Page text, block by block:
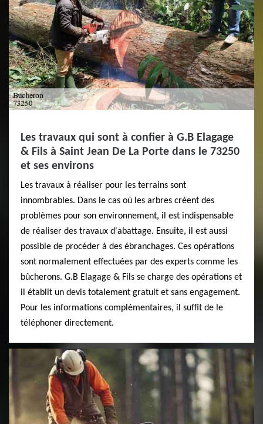
Les travaux qui sont à confier à G.B Elagage
& Fils à Saint Jean De La Porte dans le 73250
et ses environs
Les travaux à réaliser pour les terrains sont
innombrables. Dans le cas où les arbres créent des
problèmes pour son environnement, il est indispensable
de réaliser des travaux d'abattage. Ensuite, il est aussi
possible de procéder à des ébranchages. Ces opérations
sont normalement effectuées par des experts comme les
bûcherons. G.B Elagage & Fils se charge des opérations et
il établit un devis totalement gratuit et sans engagement.
Pour les informations complémentaires, il suffit de le
téléphoner directement.